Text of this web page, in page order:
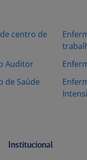
centro de
Auditor
de Saúde
Institucional